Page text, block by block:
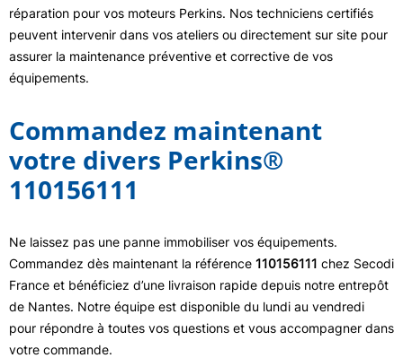
réparation pour vos moteurs Perkins. Nos techniciens certifiés
peuvent intervenir dans vos ateliers ou directement sur site pour
assurer la maintenance préventive et corrective de vos
équipements.
Commandez maintenant
votre divers Perkins®
110156111
Ne laissez pas une panne immobiliser vos équipements.
Commandez dès maintenant la référence 110156111 chez Secodi
France et bénéficiez d’une livraison rapide depuis notre entrepôt
de Nantes. Notre équipe est disponible du lundi au vendredi
pour répondre à toutes vos questions et vous accompagner dans
votre commande.